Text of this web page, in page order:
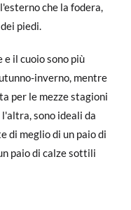
che la fodera,
piedi.
il cuoio sono più
inverno, mentre
per le mezze stagioni
sono ideali da
di meglio di un paio di
paio di calze sottili